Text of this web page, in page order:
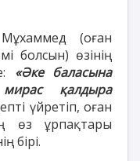
(оған
болсын) өзінің
«Әке баласына
қалдыра
үйретіп, оған
өз ұрпақтары
бірі.